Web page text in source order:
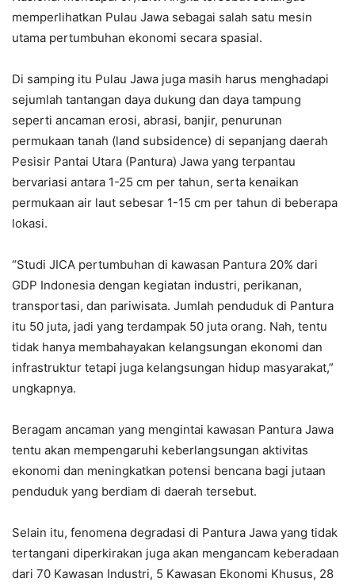
memperlihatkan Pulau Jawa sebagai salah satu mesin
utama pertumbuhan ekonomi secara spasial.
Di samping itu Pulau Jawa juga masih harus menghadapi
sejumlah tantangan daya dukung dan daya tampung
seperti ancaman erosi, abrasi, banjir, penurunan
permukaan tanah (land subsidence) di sepanjang daerah
Pesisir Pantai Utara (Pantura) Jawa yang terpantau
bervariasi antara 1-25 cm per tahun, serta kenaikan
permukaan air laut sebesar 1-15 cm per tahun di beberapa
lokasi.
“Studi JICA pertumbuhan di kawasan Pantura 20% dari
GDP Indonesia dengan kegiatan industri, perikanan,
transportasi, dan pariwisata. Jumlah penduduk di Pantura
itu 50 juta, jadi yang terdampak 50 juta orang. Nah, tentu
tidak hanya membahayakan kelangsungan ekonomi dan
infrastruktur tetapi juga kelangsungan hidup masyarakat,”
ungkapnya.
Beragam ancaman yang mengintai kawasan Pantura Jawa
tentu akan mempengaruhi keberlangsungan aktivitas
ekonomi dan meningkatkan potensi bencana bagi jutaan
penduduk yang berdiam di daerah tersebut.
Selain itu, fenomena degradasi di Pantura Jawa yang tidak
tertangani diperkirakan juga akan mengancam keberadaan
dari 70 Kawasan Industri, 5 Kawasan Ekonomi Khusus, 28